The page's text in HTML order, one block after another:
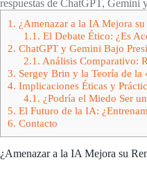
respuestas de ChatGPT, Gemini
1. ¿Amenazar a la IA Mejora
1.1. El Debate Ético: ¿Es
2. ChatGPT y Gemini Bajo
2.1. Análisis Comparativo:
3. Sergey Brin y la Teoría de la
4. Implicaciones Éticas y
4.1. ¿Podría el Miedo Ser
5. El Futuro de la IA:
6. Contacto
¿Amenazar a la IA Mejora su